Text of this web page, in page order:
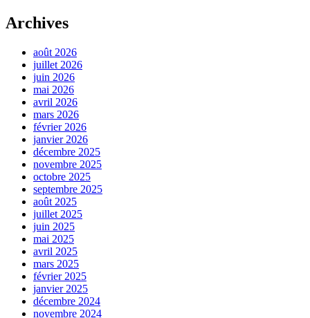
Archives
août 2026
juillet 2026
juin 2026
mai 2026
avril 2026
mars 2026
février 2026
janvier 2026
décembre 2025
novembre 2025
octobre 2025
septembre 2025
août 2025
juillet 2025
juin 2025
mai 2025
avril 2025
mars 2025
février 2025
janvier 2025
décembre 2024
novembre 2024